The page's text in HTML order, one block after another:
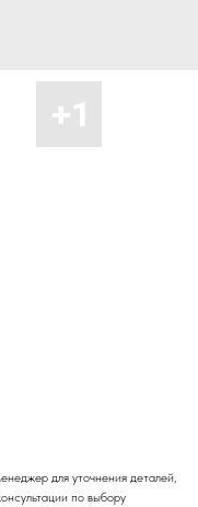
для уточнения деталей,
по выбору